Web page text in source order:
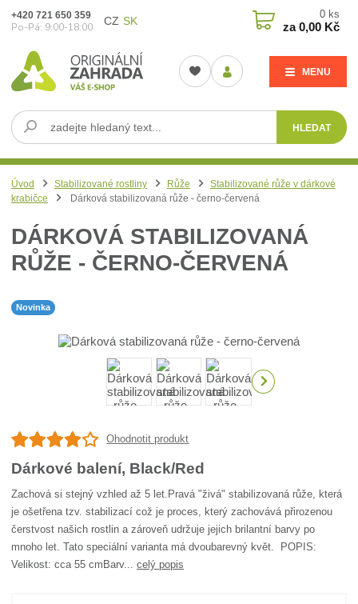
CZ SK
MENU
HLEDAT
+420 721 650 359
Po-Pá: 9:00-18:00
0 ks
za0,00 Kč
Úvod Stabilizované rostliny Růže
Stabilizované růže v dárkové
krabičce
Dárková stabilizovaná růže - černo-červená
DÁRKOVÁ STABILIZOVANÁ
RŮŽE - ČERNO-ČERVENÁ
Novinka
Ohodnotit produkt
Dárkové balení, Black/Red
Zachová si stejný vzhled až 5 let.Pravá "živá" stabilizovaná růže, která
je ošetřena tzv. stabilizací což je proces, který zachovává přirozenou
čerstvost našich rostlin a zároveň udržuje jejich brilantní barvy po
mnoho let. Tato speciální varianta má dvoubarevný květ. POPIS:
Velikost: cca 55 cmBarv...celý popis